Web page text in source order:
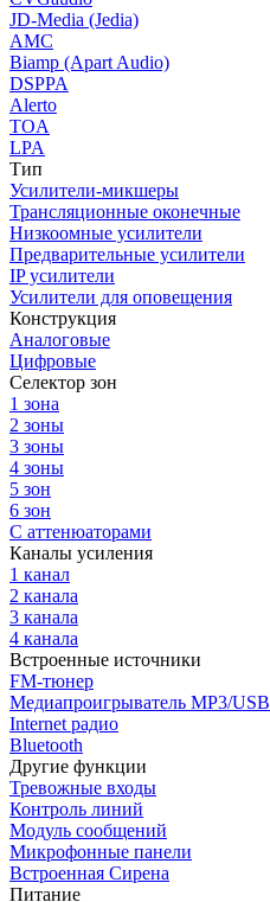
JD-Media (Jedia)
AMC
Biamp (Apart Audio)
DSPPA
Alerto
TOA
LPA
Тип
Усилители-микшеры
Трансляционные оконечные
Низкоомные усилители
Предварительные усилители
IP усилители
Усилители для оповещения
Конструкция
Аналоговые
Цифровые
Селектор зон
1 зона
2 зоны
3 зоны
4 зоны
5 зон
6 зон
С аттенюаторами
Каналы усиления
1 канал
2 канала
3 канала
4 канала
Встроенные источники
FM-тюнер
Медиапроигрыватель MP3/USB
Internet радио
Bluetooth
Другие функции
Тревожные входы
Контроль линий
Модуль сообщений
Микрофонные панели
Встроенная Сирена
Питание